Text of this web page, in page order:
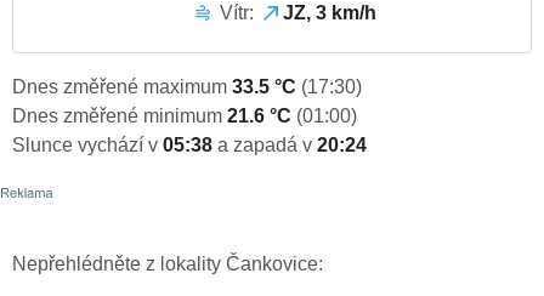
Vítr:
JZ, 3 km/h
Dnes změřené maximum 33.5 °C (17:30)
Dnes změřené minimum 21.6 °C (01:00)
Slunce vychází v 05:38 a zapadá v 20:24
Nepřehlédněte z lokality Čankovice: